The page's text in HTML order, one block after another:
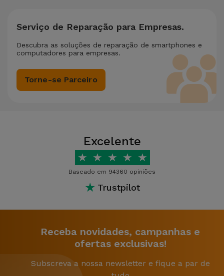
Serviço de Reparação para Empresas.
Descubra as soluções de reparação de smartphones e
computadores para empresas.
Torne-se Parceiro
Excelente
★ ★ ★ ★ ★
Baseado em 94360 opiniões
★ Trustpilot
Receba novidades, campanhas e
ofertas exclusivas!
Subscreva a nossa newsletter e fique a par de